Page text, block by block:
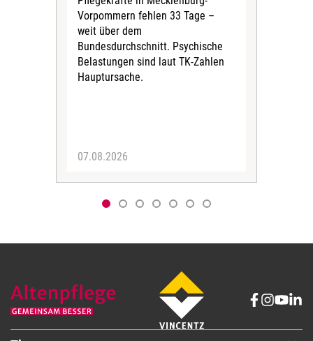
Vorpommern fehlen 33 Tage –
weit über dem
Bundesdurchschnitt. Psychische
Belastungen sind laut TK-Zahlen
Hauptursache.
07.08.2026